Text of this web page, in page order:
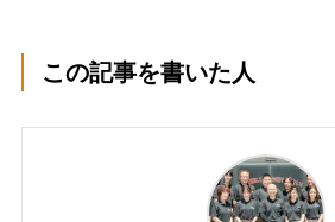
この記事を書いた人